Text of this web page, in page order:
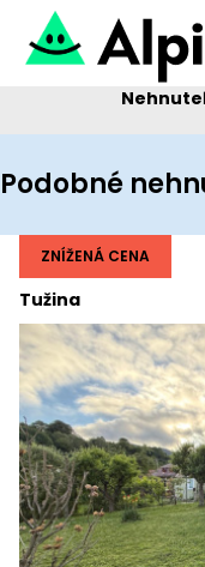
Podobné
Tužina
ZNÍŽENÁ CENA